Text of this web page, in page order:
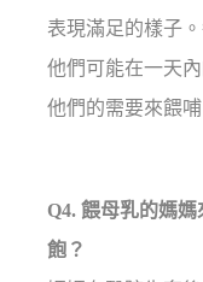
表現滿足的樣子
他們可能在一天
他們的需要來餵哺
Q4. 餵母乳的媽
飽？